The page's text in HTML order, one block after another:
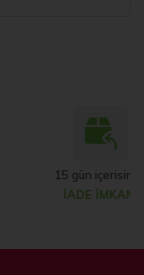
15 gün içerisinde
İADE İMKANI